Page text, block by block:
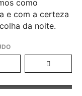
como
e com a certeza
da noite.